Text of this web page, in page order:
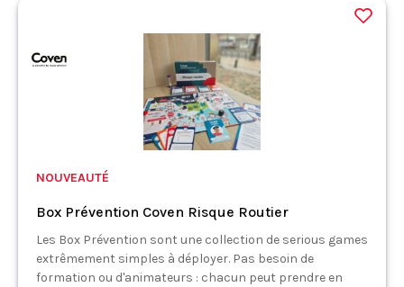
NOUVEAUTÉ
Box Prévention Coven Risque Routier
Les Box Prévention sont une collection de serious games
extrêmement simples à déployer. Pas besoin de
formation ou d'animateurs : chacun peut prendre en